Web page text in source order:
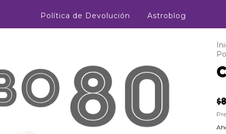
Política de Devolución Astroblog